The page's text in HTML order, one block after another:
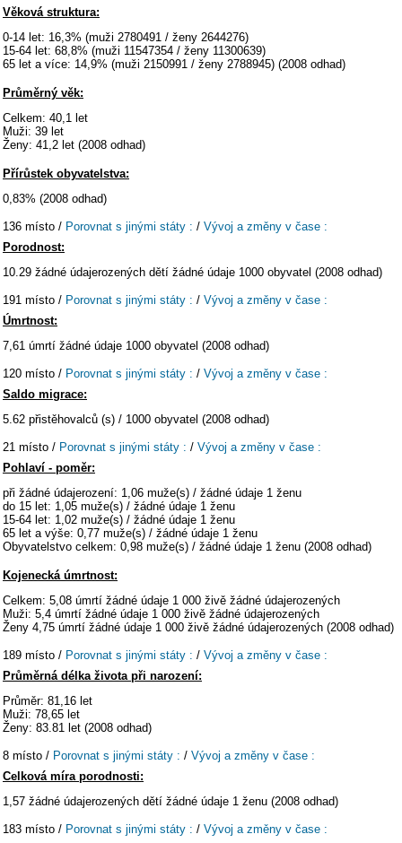
Věková struktura:
0-14 let: 16,3% (muži 2780491 / ženy 2644276)
15-64 let: 68,8% (muži 11547354 / ženy 11300639)
65 let a více: 14,9% (muži 2150991 / ženy 2788945) (2008 odhad)
Průměrný věk:
Celkem: 40,1 let
Muži: 39 let
Ženy: 41,2 let (2008 odhad)
Přírůstek obyvatelstva:
0,83% (2008 odhad)
136 místo / Porovnat s jinými státy : / Vývoj a změny v čase :
Porodnost:
10.29 žádné údajerozených dětí žádné údaje 1000 obyvatel (2008 odhad)
191 místo / Porovnat s jinými státy : / Vývoj a změny v čase :
Úmrtnost:
7,61 úmrtí žádné údaje 1000 obyvatel (2008 odhad)
120 místo / Porovnat s jinými státy : / Vývoj a změny v čase :
Saldo migrace:
5.62 přistěhovalců (s) / 1000 obyvatel (2008 odhad)
21 místo / Porovnat s jinými státy : / Vývoj a změny v čase :
Pohlaví - poměr:
při žádné údajerození: 1,06 muže(s) / žádné údaje 1 ženu
do 15 let: 1,05 muže(s) / žádné údaje 1 ženu
15-64 let: 1,02 muže(s) / žádné údaje 1 ženu
65 let a výše: 0,77 muže(s) / žádné údaje 1 ženu
Obyvatelstvo celkem: 0,98 muže(s) / žádné údaje 1 ženu (2008 odhad)
Kojenecká úmrtnost:
Celkem: 5,08 úmrtí žádné údaje 1 000 živě žádné údajerozených
Muži: 5,4 úmrtí žádné údaje 1 000 živě žádné údajerozených
Ženy 4,75 úmrtí žádné údaje 1 000 živě žádné údajerozených (2008 odhad)
189 místo / Porovnat s jinými státy : / Vývoj a změny v čase :
Průměrná délka života při narození:
Průměr: 81,16 let
Muži: 78,65 let
Ženy: 83.81 let (2008 odhad)
8 místo / Porovnat s jinými státy : / Vývoj a změny v čase :
Celková míra porodnosti:
1,57 žádné údajerozených dětí žádné údaje 1 ženu (2008 odhad)
183 místo / Porovnat s jinými státy : / Vývoj a změny v čase :